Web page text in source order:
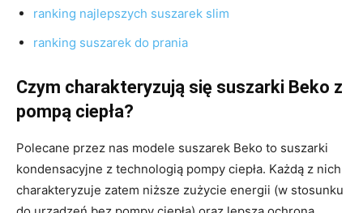
ranking najlepszych suszarek slim
ranking suszarek do prania
Czym charakteryzują się suszarki Beko z
pompą ciepła?
Polecane przez nas modele suszarek Beko to suszarki
kondensacyjne z technologią pompy ciepła. Każdą z nich
charakteryzuje zatem niższe zużycie energii (w stosunku